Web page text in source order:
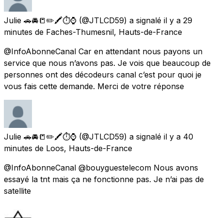
Julie 🚗🚘📒✏️🖍⏱⌚️ (@JTLCD59) a signalé il y a 29
minutes de Faches-Thumesnil, Hauts-de-France
@InfoAbonneCanal Car en attendant nous payons un
service que nous n’avons pas. Je vois que beaucoup de
personnes ont des décodeurs canal c’est pour quoi je
vous fais cette demande. Merci de votre réponse
Julie 🚗🚘📒✏️🖍⏱⌚️ (@JTLCD59) a signalé il y a 40
minutes de Loos, Hauts-de-France
@InfoAbonneCanal @bouyguestelecom Nous avons
essayé la tnt mais ça ne fonctionne pas. Je n’ai pas de
satellite